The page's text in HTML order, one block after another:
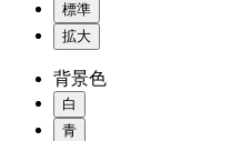
標準
拡大
背景色
白
青